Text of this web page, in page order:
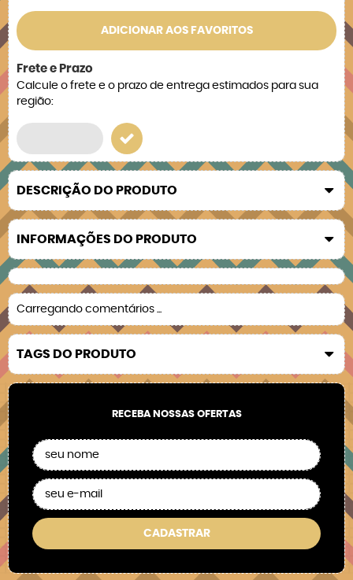
ADICIONAR AOS FAVORITOS
Frete e Prazo
Calcule o frete e o prazo de entrega estimados para sua
região:
DESCRIÇÃO DO PRODUTO
INFORMAÇÕES DO PRODUTO
Carregando comentários ...
TAGS DO PRODUTO
RECEBA NOSSAS OFERTAS
CADASTRAR